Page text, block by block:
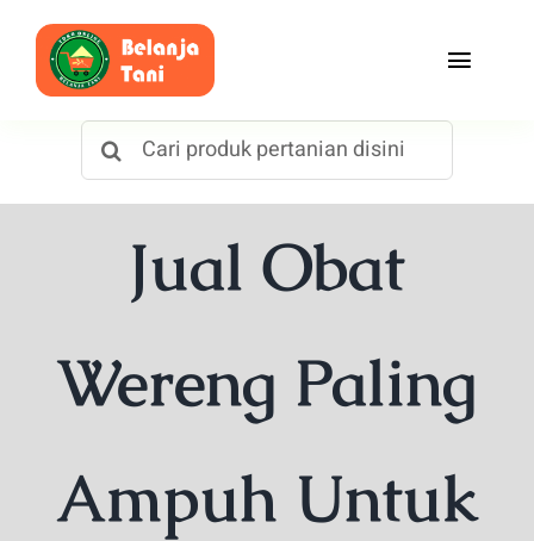
Skip
content
Toggle
Beranda
Belanja
Search
for:
Jual Obat
Wereng Paling
Ampuh Untuk